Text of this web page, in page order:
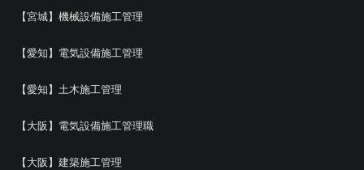
【宮城】機械設備施工管理
【愛知】電気設備施工管理
【愛知】土木施工管理
【大阪】電気設備施工管理職
【大阪】建築施工管理